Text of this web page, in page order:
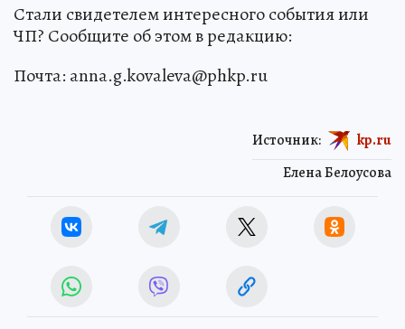
Стали свидетелем интересного события или
ЧП? Сообщите об этом в редакцию:
Почта: anna.g.kovaleva@phkp.ru
Елена Белоусова
Источник: kp.ru